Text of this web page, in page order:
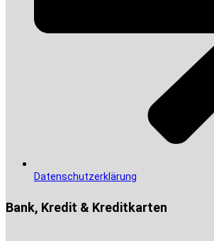
Datenschutzerklärung
Bank, Kredit & Kreditkarten